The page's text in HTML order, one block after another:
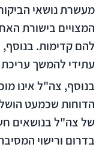
מעשרת נושאי
המצויים בישורת
להם קדימות. בנוסף,
עתידי להמשך
בנוסף, צה"ל אינו
הדוחות שכמעט
של צה"ל בנושאים
בדרום ורישוי